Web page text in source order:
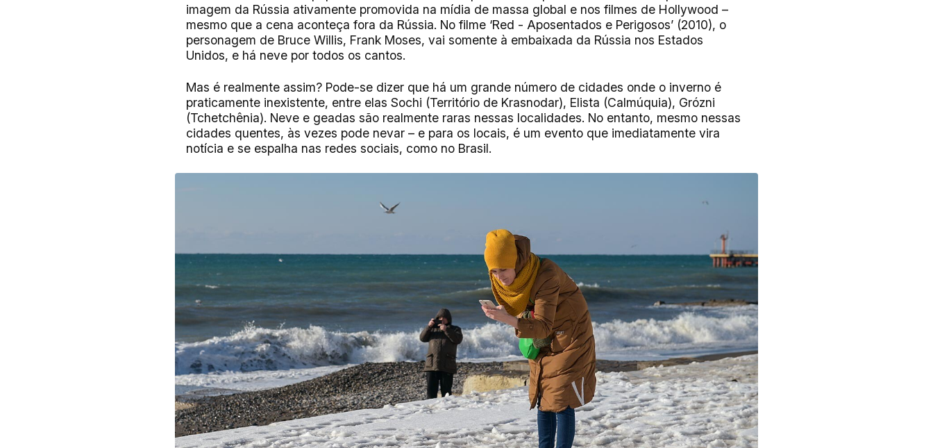
imagem da Rússia ativamente promovida na mídia de massa global e nos filmes de Hollywood –
mesmo que a cena aconteça fora da Rússia. No filme ‘Red - Aposentados e Perigosos’ (2010), o
personagem de Bruce Willis, Frank Moses, vai somente à embaixada da Rússia nos Estados
Unidos, e há neve por todos os cantos.
Mas é realmente assim? Pode-se dizer que há um grande número de cidades onde o inverno é
praticamente inexistente, entre elas Sochi (Território de Krasnodar), Elista (Calmúquia), Grózni
(Tchetchênia). Neve e geadas são realmente raras nessas localidades. No entanto, mesmo nessas
cidades quentes, às vezes pode nevar – e para os locais, é um evento que imediatamente vira
notícia e se espalha nas redes sociais, como no Brasil.